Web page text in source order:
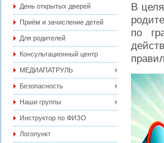
День открытых дверей
Приём и зачисление детей
Для родителей
Консультационный центр
МЕДИАПАТРУЛЬ
Безопасность
Наши группы
Инструктор по ФИЗО
Логопункт
В
по